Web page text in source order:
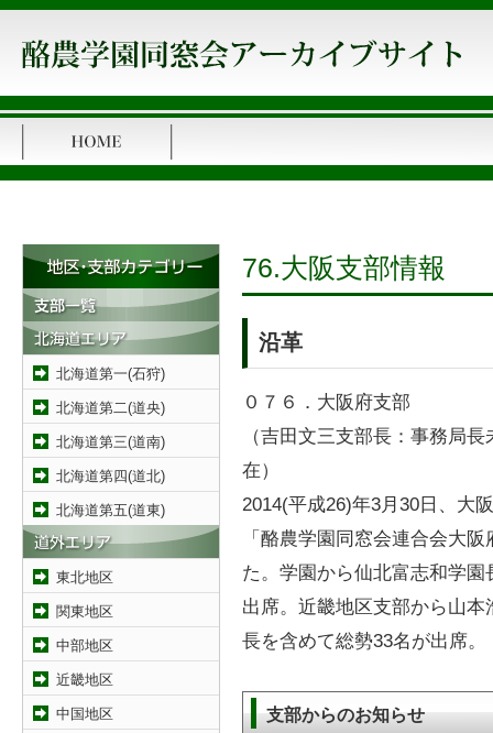
北海道第一(石狩)
北海道第二(道央)
北海道第三(道南)
北海道第四(道北)
北海道第五(道東)
東北地区
関東地区
中部地区
近畿地区
中国地区
76.大阪支部情報
沿革
０７６．大阪府支部
（吉田文三支部長：事務局
在）
2014(平成26)年3月30日、大
「酪農学園同窓会連合会大
た。学園から仙北富志和学
出席。近畿地区支部から山
長を含めて総勢33名が出席。
支部からのお知らせ